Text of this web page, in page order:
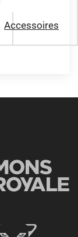
Accessoires